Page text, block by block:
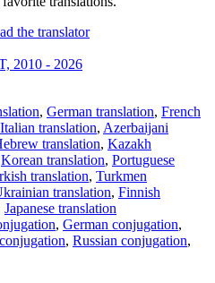
2010 - 2026
, German translation, French
Italian translation, Azerbaijani
translation, Kazakh
Korean translation, Portuguese
translation, Turkmen
translation, Finnish
Japanese translation
, German conjugation,
, Russian conjugation,